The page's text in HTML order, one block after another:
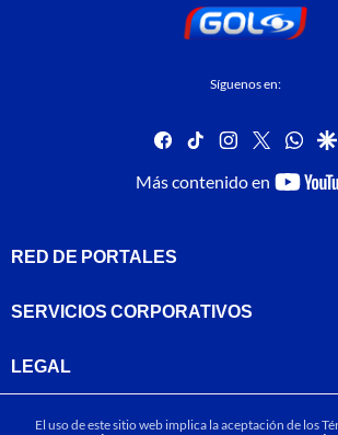
Síguenos en:
facebook
tiktok instagram
twitter
Más contenido en
RED DE PORTALES
SERVICIOS CORPORATIVOS
LEGAL
El uso de este sitio web implica la aceptación de los